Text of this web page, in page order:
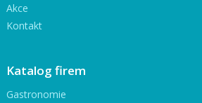
Akce
Kontakt
Katalog firem
Gastronomie